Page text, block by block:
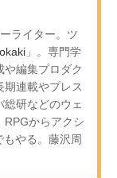
ライター。ツ
」。専門学
編集プロダク
期連載やプレス
総研などのウェ
RPGからアクシ
やる。藤沢周